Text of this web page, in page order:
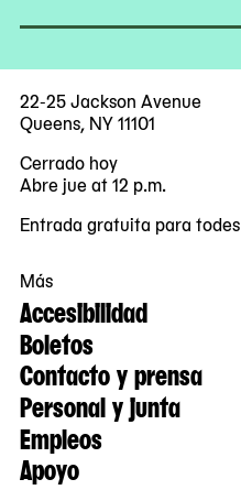
22-25 Jackson Avenue
Queens, NY 11101
Cerrado hoy
Abre jue at 12 p.m.
Entrada gratuita para todes
Más
Accesibilidad
Boletos
Contacto y prensa
Personal y junta
Empleos
Apoyo